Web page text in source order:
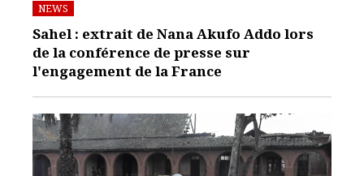
NEWS
Sahel : extrait de Nana Akufo Addo lors
de la conférence de presse sur
l'engagement de la France